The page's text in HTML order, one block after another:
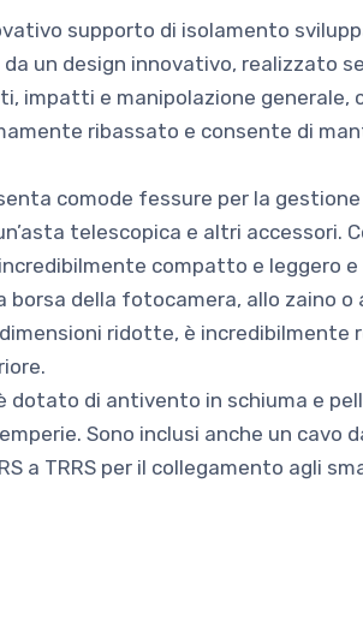
supporto di isolamento
un design innovativo, realizzato
impatti e manipolazione
ribassato e consente di
comode fessure per la
telescopica e altri accessori.
incredibilmente compatto e
borsa della fotocamera, allo zaino o
ridotte, è
dotato di antivento in schiuma e
Sono inclusi anche un cavo
a TRRS per il collegamento agli